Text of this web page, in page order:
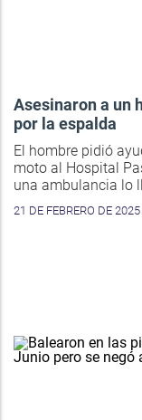
Asesinaron a un
por la espalda
El hombre pidió
moto al Hospital
una ambulancia lo
21 DE FEBRERO DE